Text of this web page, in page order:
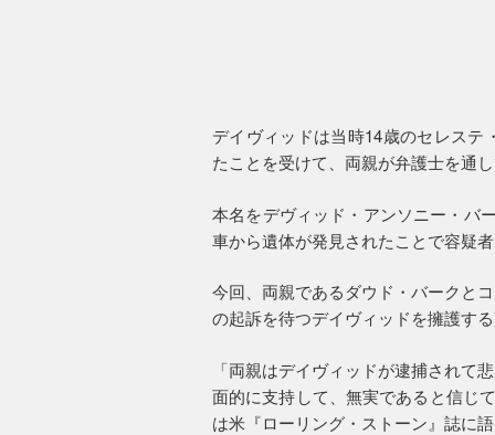
デイヴィッドは当時14歳のセレス
たことを受けて、両親が弁護士を通
本名をデヴィッド・アンソニー・バ
車から遺体が発見されたことで容疑者
今回、両親であるダウド・バークと
の起訴を待つデイヴィッドを擁護する
「両親はデイヴィッドが逮捕されて
面的に支持して、無実であると信じ
は米『ローリング・ストーン』誌に